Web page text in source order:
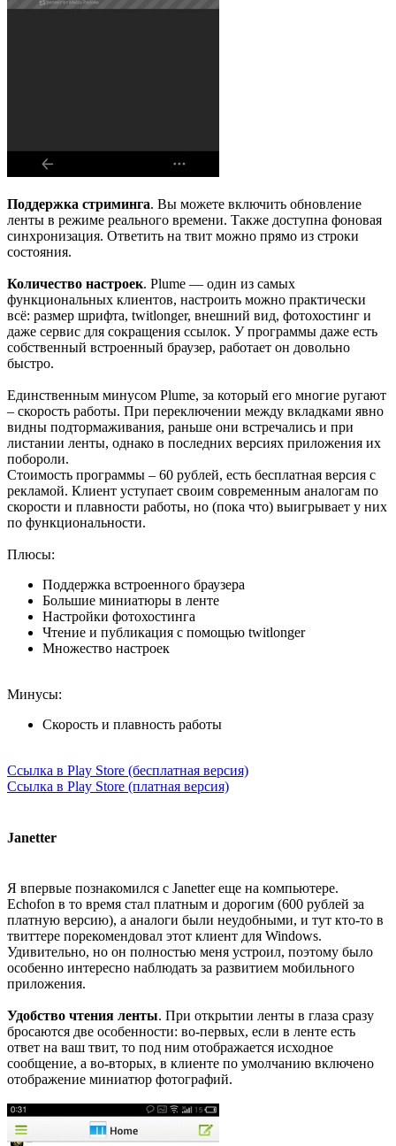
Поддержка стриминга. Вы можете включить обновление
ленты в режиме реального времени. Также доступна фоновая
синхронизация. Ответить на твит можно прямо из строки
состояния.
Количество настроек. Plume — один из самых
функциональных клиентов, настроить можно практически
всё: размер шрифта, twitlonger, внешний вид, фотохостинг и
даже сервис для сокращения ссылок. У программы даже есть
собственный встроенный браузер, работает он довольно
быстро.
Единственным минусом Plume, за который его многие ругают
– скорость работы. При переключении между вкладками явно
видны подтормаживания, раньше они встречались и при
листании ленты, однако в последних версиях приложения их
побороли.
Стоимость программы – 60 рублей, есть бесплатная версия с
рекламой. Клиент уступает своим современным аналогам по
скорости и плавности работы, но (пока что) выигрывает у них
по функциональности.
Плюсы:
Поддержка встроенного браузера
Большие миниатюры в ленте
Настройки фотохостинга
Чтение и публикация с помощью twitlonger
Множество настроек
Минусы:
Скорость и плавность работы
Ссылка в Play Store (бесплатная версия)
Ссылка в Play Store (платная версия)
Janetter
Я впервые познакомился с Janetter еще на компьютере.
Echofon в то время стал платным и дорогим (600 рублей за
платную версию), а аналоги были неудобными, и тут кто-то в
твиттере порекомендовал этот клиент для Windows.
Удивительно, но он полностью меня устроил, поэтому было
особенно интересно наблюдать за развитием мобильного
приложения.
Удобство чтения ленты. При открытии ленты в глаза сразу
бросаются две особенности: во-первых, если в ленте есть
ответ на ваш твит, то под ним отображается исходное
сообщение, а во-вторых, в клиенте по умолчанию включено
отображение миниатюр фотографий.